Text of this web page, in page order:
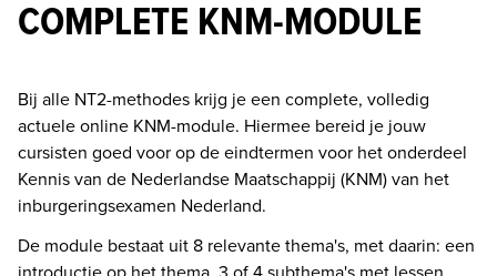
COMPLETE KNM-MODULE
Bij alle NT2-methodes krijg je een complete, volledig
actuele online KNM-module. Hiermee bereid je jouw
cursisten goed voor op de eindtermen voor het onderdeel
Kennis van de Nederlandse Maatschappij (KNM) van het
inburgeringsexamen Nederland.
De module bestaat uit 8 relevante thema's, met daarin: een